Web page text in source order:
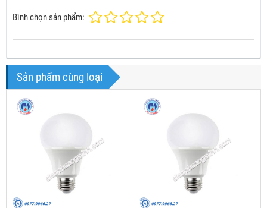
Bình chọn sản phẩm:
Sản phẩm cùng loại